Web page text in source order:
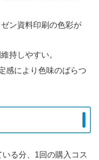
ン資料印刷の色彩が
持しやすい。
感により色味のばらつ
る分、1回の購入コス